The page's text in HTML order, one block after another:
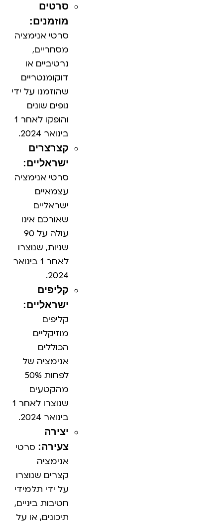
סרטים
מוזמנים:
סרטי אנימציה
מסחריים,
נרטיביים או
דוקומנטריים
שהוזמנו על ידי
גופים שונים
והופקו לאחר 1
בינואר 2024.
קצרצרים
ישראליים:
סרטי אנימציה
עצמאיים
ישראליים
שאורכם אינו
עולה על 90
שניות, שנוצרו
לאחר 1 בינואר
2024.
קליפים
ישראליים:
קליפים
מוזיקליים
הכוללים
אנימציה של
לפחות 50%
מהקטעים
שנוצרו לאחר 1
בינואר 2024.
יצירה
צעירה: סרטי
אנימציה
קצרים שנוצרו
על ידי תלמידי
חטיבות ביניים,
תיכונים, או על